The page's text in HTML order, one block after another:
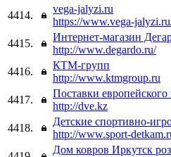
4414.
vega-jalyzi.ru
https://www.vega-
4415.
Интернет-магазин
http://www.degardo.ru/
4416.
КТМ-групп
http://www.ktmgroup.ru
4417.
Поставки
http://dve.kz
4418.
Детские спортивно-
http://www.sport-
Дом ковров Иркутск